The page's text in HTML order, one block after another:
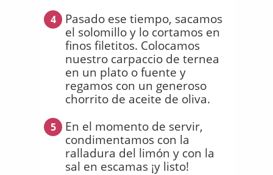
4
Pasado ese tiempo, sacamos
el solomillo y lo cortamos en
finos filetitos. Colocamos
nuestro carpaccio de ternea
en un plato o fuente y
regamos con un generoso
chorrito de aceite de oliva.
5
En el momento de servir,
condimentamos con la
ralladura del limón y con la
sal en escamas ¡y listo!